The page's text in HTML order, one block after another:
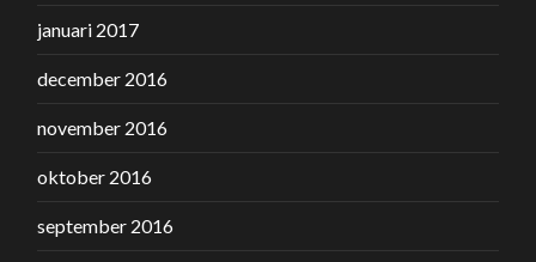
januari 2017
december 2016
november 2016
oktober 2016
september 2016